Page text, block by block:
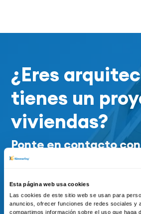
Esta página web usa cookies
Las cookies de este sitio web se usan para
anuncios, ofrecer funciones de redes sociales y
compartimos información sobre el uso que haga
¿Eres
tienes un
viviendas?
Ponte en contacto
de prescripción de
Contactar